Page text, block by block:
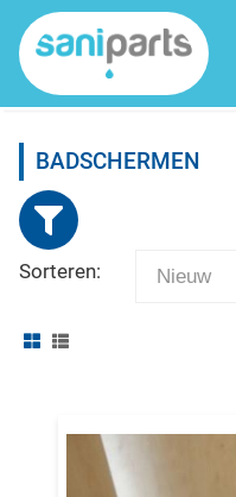
BADSCHERMEN
Sorteren: Nieuw